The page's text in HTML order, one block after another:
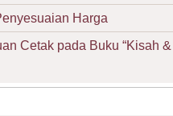
Harga
Cetak pada Buku “Kisah